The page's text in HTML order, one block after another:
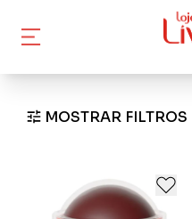
MOSTRAR FILTROS